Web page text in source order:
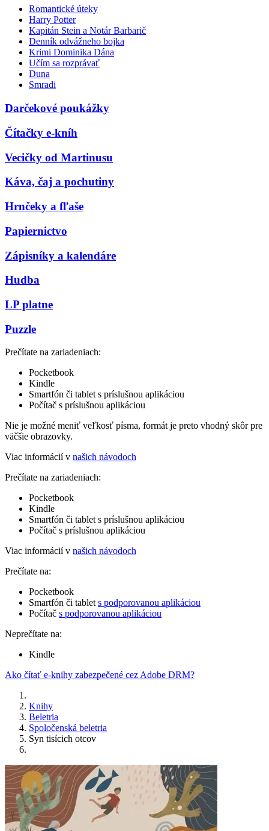
Romantické úteky
Harry Potter
Kapitán Stein a Notár Barbarič
Denník odvážneho bojka
Krimi Dominika Dána
Učím sa rozprávať
Duna
Smradi
Darčekové poukážky
Čítačky e-kníh
Vecičky od Martinusu
Káva, čaj a pochutiny
Hrnčeky a fľaše
Papiernictvo
Zápisníky a kalendáre
Hudba
LP platne
Puzzle
Prečítate na zariadeniach:
Pocketbook
Kindle
Smartfón či tablet s príslušnou aplikáciou
Počítač s príslušnou aplikáciou
Nie je možné meniť veľkosť písma, formát je preto vhodný skôr pre
väčšie obrazovky.
Viac informácií v našich návodoch
Prečítate na zariadeniach:
Pocketbook
Kindle
Smartfón či tablet s príslušnou aplikáciou
Počítač s príslušnou aplikáciou
Viac informácií v našich návodoch
Prečítate na:
Pocketbook
Smartfón či tablet s podporovanou aplikáciou
Počítač s podporovanou aplikáciou
Neprečítate na:
Kindle
Ako čítať e-knihy zabezpečené cez Adobe DRM?
Knihy
Beletria
Spoločenská beletria
Syn tisícich otcov